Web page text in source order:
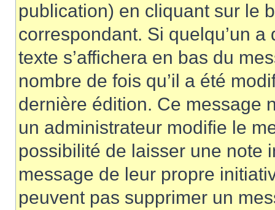
publication) en cliquant sur le
correspondant. Si quelqu’un
texte s’affichera en bas du
nombre de fois qu’il a été
dernière édition. Ce message
un administrateur modifie le
possibilité de laisser une note
message de leur propre
peuvent pas supprimer un